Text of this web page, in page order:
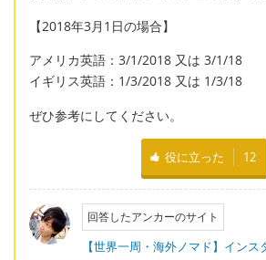
【2018年3月1日の場合】
アメリカ英語：3/1/2018 又は 3/1/18
イギリス英語：1/3/2018 又は 1/3/18
ぜひ参考にしてください。
役に立った 12
回答したアンカーのサイト
【世界一周・海外ノマド】インス